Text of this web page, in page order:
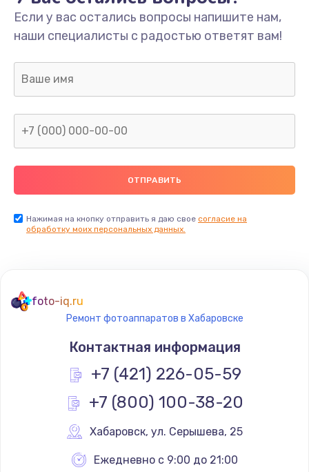
Замена/Pемонт карбюратора
1300 руб.
Заказать
Ремонт капиллярной трубки
400 руб.
Заказать
Замена термостата
1200 руб.
Заказать
Замена реле
Если у вас остались вопросы напишите нам,
наши специалисты с радостью ответят вам!
Нажимая на кнопку отправить я даю свое согласие на
обработку моих персональных данных.
foto-iq.ru
Ремонт фотоаппаратов в Хабаровске
Контактная информация
+7 (421) 226-05-59
+7 (800) 100-38-20
Хабаровск, ул. Серышева, 25
Ежедневно с 9:00 до 21:00